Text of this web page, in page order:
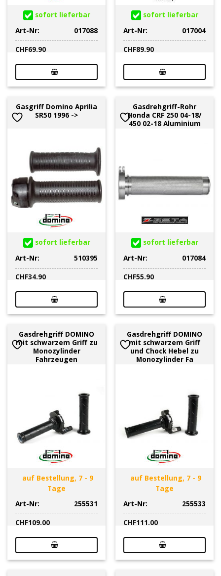
sofort lieferbar
Art-Nr:
017088
CHF69.90
sofort lieferbar
Art-Nr:
017004
CHF89.90
Gasgriff Domino Aprilia
SR50 1996 ->
sofort lieferbar
Art-Nr:
510395
CHF34.90
Gasdrehgriff-Rohr
Honda CRF 250 04-18/
450 02-18 Aluminium
sofort lieferbar
Art-Nr:
017084
CHF55.90
Gasdrehgriff DOMINO
mit schwarzem Griff zu
Monozylinder
Fahrzeugen
auf Bestellung, 7 - 9
Tage
Art-Nr:
255531
CHF109.00
Gasdrehgriff DOMINO
mit schwarzem Griff
und Chock Hebel zu
Monozylinder Fa
auf Bestellung, 7 - 9
Tage
Art-Nr:
255533
CHF111.00